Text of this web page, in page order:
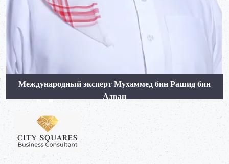
Международный эксперт Мухаммед бин Рашид бин
Адван